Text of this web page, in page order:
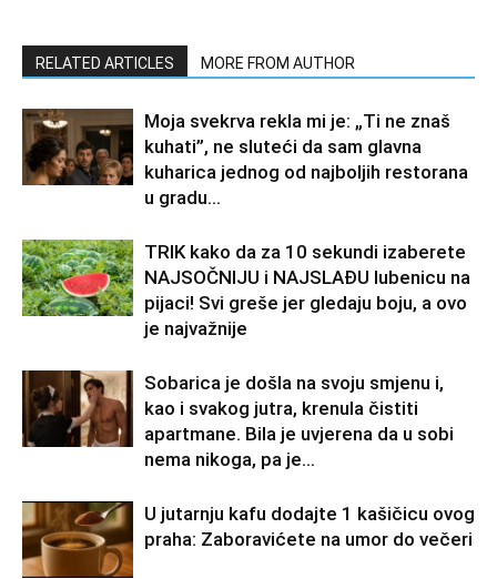
RELATED ARTICLES MORE FROM AUTHOR
Moja svekrva rekla mi je: „Ti ne znaš
kuhati”, ne sluteći da sam glavna
kuharica jednog od najboljih restorana
u gradu…
TRIK kako da za 10 sekundi izaberete
NAJSOČNIJU i NAJSLAĐU lubenicu na
pijaci! Svi greše jer gledaju boju, a ovo
je najvažnije
Sobarica je došla na svoju smjenu i,
kao i svakog jutra, krenula čistiti
apartmane. Bila je uvjerena da u sobi
nema nikoga, pa je...
U jutarnju kafu dodajte 1 kašičicu ovog
praha: Zaboravićete na umor do večeri